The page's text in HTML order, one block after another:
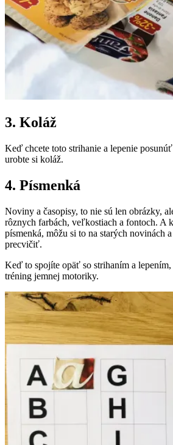
3. Koláž
Keď chcete toto strihanie a lepenie
urobte si koláž.
4. Písmenká
Noviny a časopisy, to nie sú len obrázky,
rôznych farbách, veľkostiach a fontoch. A
písmenká, môžu si to na starých novinách
precvičiť.
Keď to spojíte opäť so strihaním a
tréning jemnej motoriky.